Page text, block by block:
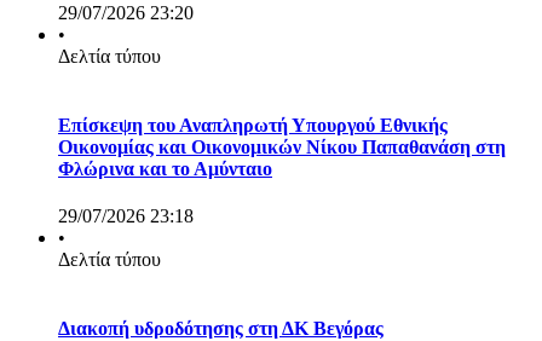
29/07/2026 23:20
•
Δελτία τύπου
Επίσκεψη του Αναπληρωτή Υπουργού Εθνικής
Οικονομίας και Οικονομικών Νίκου Παπαθανάση στη
Φλώρινα και το Αμύνταιο
29/07/2026 23:18
•
Δελτία τύπου
Διακοπή υδροδότησης στη ΔΚ Βεγόρας